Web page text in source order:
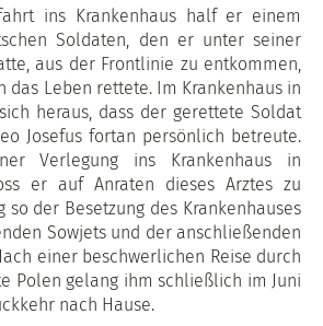
ins Krankenhaus half er einem
Soldaten, den er unter seiner
aus der Frontlinie zu entkommen,
das Leben rettete. Im Krankenhaus in
heraus, dass der gerettete Soldat
Josefus fortan persönlich betreute.
Verlegung ins Krankenhaus in
er auf Anraten dieses Arztes zu
der Besetzung des Krankenhauses
Sowjets und der anschließenden
einer beschwerlichen Reise durch
Polen gelang ihm schließlich im Juni
nach Hause.